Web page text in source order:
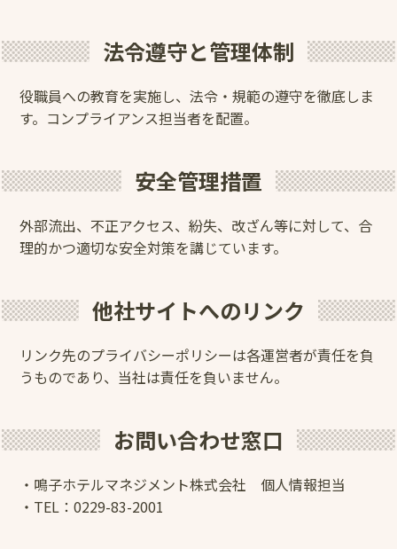
法令遵守と管理体制
役職員への教育を実施し、法令・規範の遵守を徹底しま
す。コンプライアンス担当者を配置。
安全管理措置
外部流出、不正アクセス、紛失、改ざん等に対して、合
理的かつ適切な安全対策を講じています。
他社サイトへのリンク
リンク先のプライバシーポリシーは各運営者が責任を負
うものであり、当社は責任を負いません。
お問い合わせ窓口
・鳴子ホテルマネジメント株式会社 個人情報担当
・TEL：0229-83-2001